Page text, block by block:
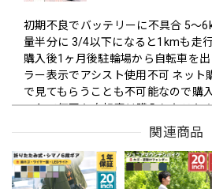
初期不良でバッテリーに不具合 5〜
量半分に 3/4以下になると1kmも走
購入後1ヶ月後駐輪場から自転車を
ラー表示でアシスト使用不可 ネット
で見てもらうことも不可能なので購
ットで何回か自転車は購入したこと
ストの高単価商材にも関わらず過去
はお勧めしません あくまで自己責任で
関連商品